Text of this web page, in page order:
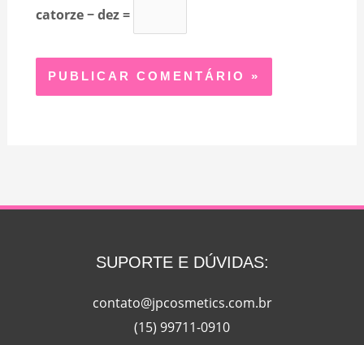
catorze − dez =
SUPORTE E DÚVIDAS:
contato@jpcosmetics.com.br
(15) 99711-0910